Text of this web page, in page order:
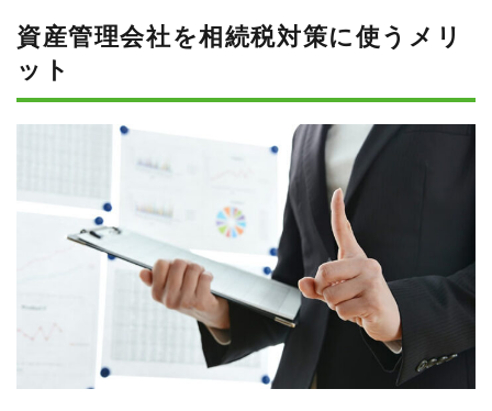
資産管理会社を相続税対策に使うメリ
ット